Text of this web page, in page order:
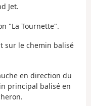
Jet.
"La Tournette".
sur le chemin balisé
en direction du
principal balisé en